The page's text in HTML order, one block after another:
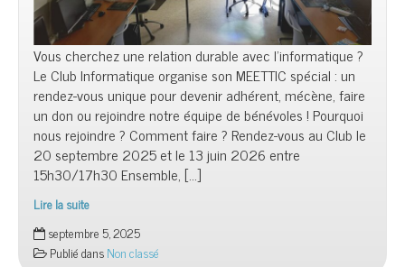
Vous cherchez une relation durable avec l’informatique ?
Le Club Informatique organise son MEETTIC spécial : un
rendez-vous unique pour devenir adhérent, mécène, faire
un don ou rejoindre notre équipe de bénévoles ! Pourquoi
nous rejoindre ? Comment faire ? Rendez-vous au Club le
20 septembre 2025 et le 13 juin 2026 entre
15h30/17h30 Ensemble, […]
Lire la suite
PORTES
OUVERTES
septembre 5, 2025
Publié dansNon classé